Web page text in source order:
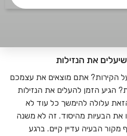
את הנזילות
הקירות? אתם מוצאים את עצמכם
הגיע הזמן להעלים את הנזילות
עלולה להימשך כל עוד לא
את הבעיות מהיסוד. זה לא משנה
הבעיה עדיין קיים. ברגע